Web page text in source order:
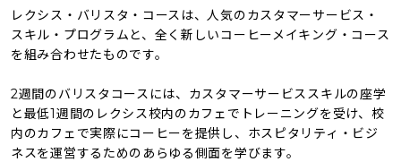
レクシス・バリスタ・コースは、人気のカスタマーサービス・
スキル・プログラムと、全く新しいコーヒーメイキング・コース
を組み合わせたものです。
2週間のバリスタコースには、カスタマーサービススキルの座学
と最低1週間のレクシス校内のカフェでトレーニングを受け、校
内のカフェで実際にコーヒーを提供し、ホスピタリティ・ビジ
ネスを運営するためのあらゆる側面を学びます。